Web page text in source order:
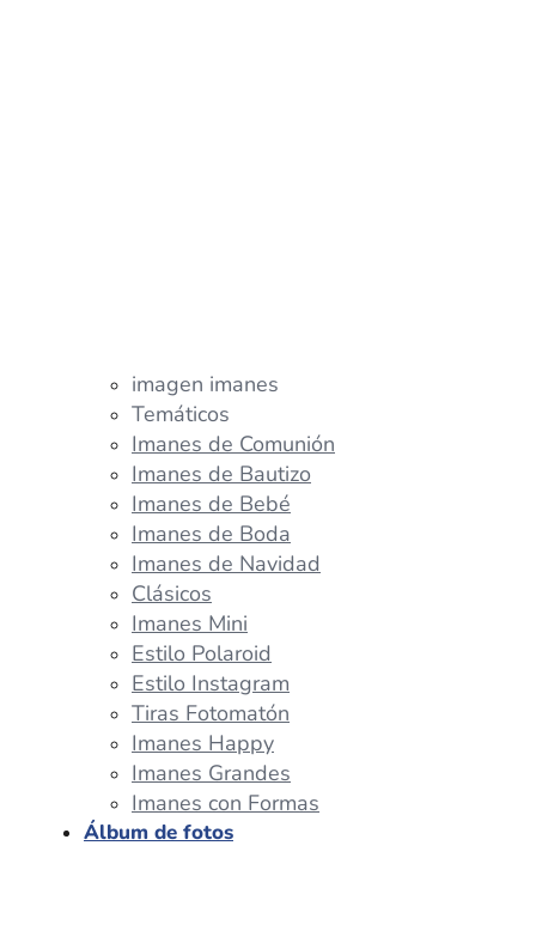
imagen imanes
Temáticos
Imanes de Comunión
Imanes de Bautizo
Imanes de Bebé
Imanes de Boda
Imanes de Navidad
Clásicos
Imanes Mini
Estilo Polaroid
Estilo Instagram
Tiras Fotomatón
Imanes Happy
Imanes Grandes
Imanes con Formas
Álbum de fotos